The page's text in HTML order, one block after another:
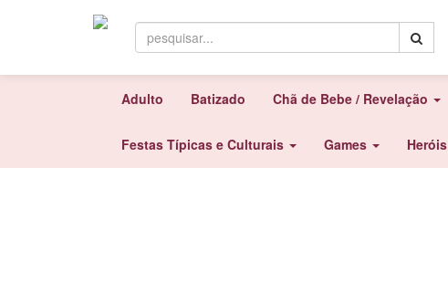
Adulto Batizado Chã de Bebe / Revelação
Festas Típicas e Culturais Games Heróis